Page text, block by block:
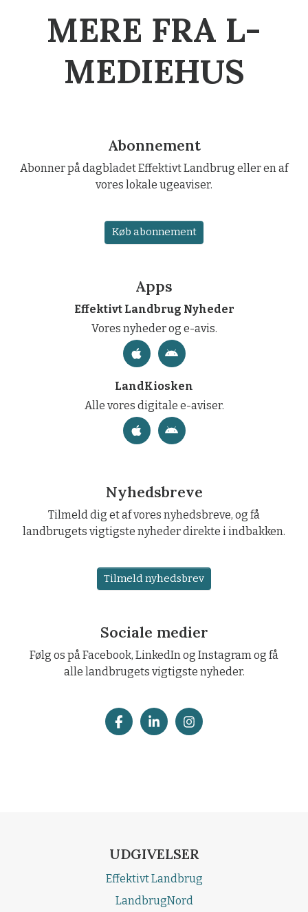
MERE FRA L-
MEDIEHUS
Abonnement
Abonner på dagbladet Effektivt Landbrug eller en af
vores lokale ugeaviser.
Køb abonnement
Apps
Effektivt Landbrug Nyheder
Vores nyheder og e-avis.
LandKiosken
Alle vores digitale e-aviser.
Nyhedsbreve
Tilmeld dig et af vores nyhedsbreve, og få
landbrugets vigtigste nyheder direkte i indbakken.
Tilmeld nyhedsbrev
Sociale medier
Følg os på Facebook, LinkedIn og Instagram og få
alle landbrugets vigtigste nyheder.
UDGIVELSER
Effektivt Landbrug
LandbrugNord